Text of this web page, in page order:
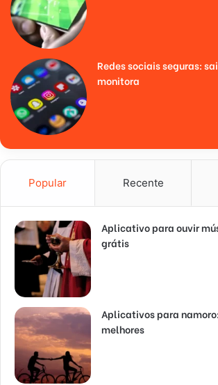
Redes sociais seguras:
monitora
Popular Recente
Aplicativo para ouvir
grátis
Aplicativos para
melhores